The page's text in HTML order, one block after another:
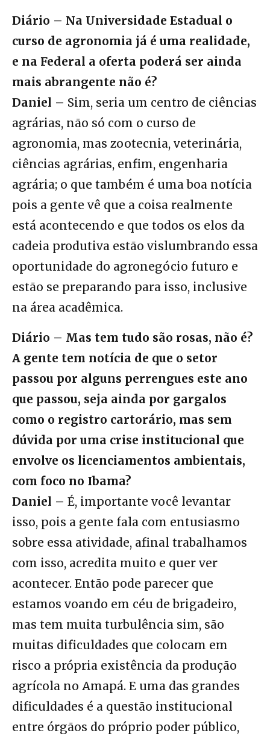
Diário – Na Universidade Estadual o
curso de agronomia já é uma realidade,
e na Federal a oferta poderá ser ainda
mais abrangente não é?
Daniel – Sim, seria um centro de ciências
agrárias, não só com o curso de
agronomia, mas zootecnia, veterinária,
ciências agrárias, enfim, engenharia
agrária; o que também é uma boa notícia
pois a gente vê que a coisa realmente
está acontecendo e que todos os elos da
cadeia produtiva estão vislumbrando essa
oportunidade do agronegócio futuro e
estão se preparando para isso, inclusive
na área acadêmica.
Diário – Mas tem tudo são rosas, não é?
A gente tem notícia de que o setor
passou por alguns perrengues este ano
que passou, seja ainda por gargalos
como o registro cartorário, mas sem
dúvida por uma crise institucional que
envolve os licenciamentos ambientais,
com foco no Ibama?
Daniel – É, importante você levantar
isso, pois a gente fala com entusiasmo
sobre essa atividade, afinal trabalhamos
com isso, acredita muito e quer ver
acontecer. Então pode parecer que
estamos voando em céu de brigadeiro,
mas tem muita turbulência sim, são
muitas dificuldades que colocam em
risco a própria existência da produção
agrícola no Amapá. E uma das grandes
dificuldades é a questão institucional
entre órgãos do próprio poder público,